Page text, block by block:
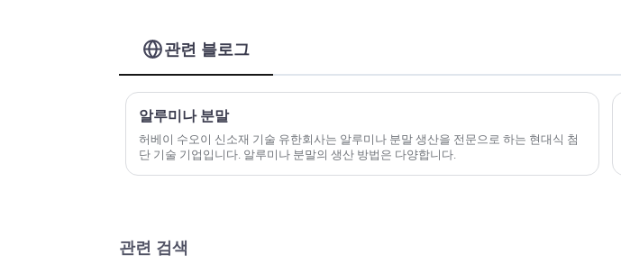
관련 블로그
알루미나 분말
허베이 수오이 신소재 기술 유한회사는 알루미나 분말 생산을 전문으로 하는 현대식 첨
단 기술 기업입니다. 알루미나 분말의 생산 방법은 다양합니다.
관련 검색